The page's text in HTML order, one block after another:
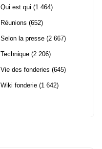
Qui est qui (1 464)
Réunions (652)
Selon la presse (2 667)
Technique (2 206)
Vie des fonderies (645)
Wiki fonderie (1 642)